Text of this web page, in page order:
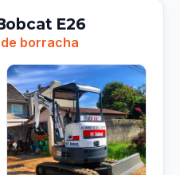
E26
de borracha